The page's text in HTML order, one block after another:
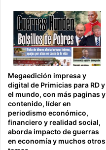
Megaedición impresa y
digital de Primicias para RD y
el mundo, con más paginas y
contenido, líder en
periodismo económico,
financiero y realidad social,
aborda impacto de guerras
en economía y muchos otros